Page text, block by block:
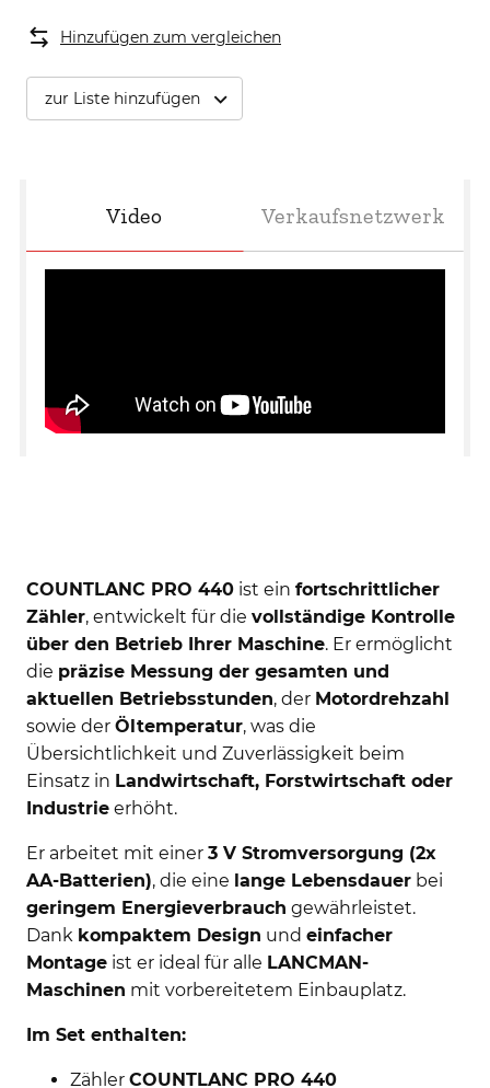
Hinzufügen zum vergleichen
zur Liste hinzufügen
Video Verkaufsnetzwerk
COUNTLANC PRO 440ist ein fortschrittlicher
Zähler, entwickelt für die vollständige Kontrolle
über den Betrieb Ihrer Maschine. Er ermöglicht
die präzise Messung der gesamten und
aktuellen Betriebsstunden, der Motordrehzahl
sowie der Öltemperatur, was die
Übersichtlichkeit und Zuverlässigkeit beim
Einsatz in Landwirtschaft, Forstwirtschaft oder
Industrieerhöht.
Er arbeitet mit einer 3 V Stromversorgung (2x
AA-Batterien), die eine lange Lebensdauerbei
geringem Energieverbrauch gewährleistet.
Dank kompaktem Design und einfacher
Montageist er ideal für alle LANCMAN-
Maschinen mit vorbereitetem Einbauplatz.
Im Set enthalten:
Zähler COUNTLANC PRO 440